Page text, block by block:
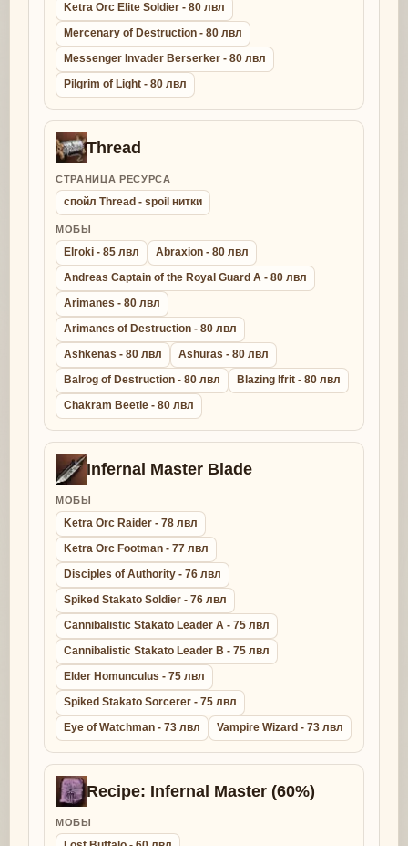
Ketra Orc Elite Soldier - 80 лвл
Mercenary of Destruction - 80 лвл
Messenger Invader Berserker - 80 лвл
Pilgrim of Light - 80 лвл
Thread
СТРАНИЦА РЕСУРСА
спойл Thread - spoil нитки
МОБЫ
Elroki - 85 лвл
Abraxion - 80 лвл
Andreas Captain of the Royal Guard A - 80 лвл
Arimanes - 80 лвл
Arimanes of Destruction - 80 лвл
Ashkenas - 80 лвл
Ashuras - 80 лвл
Balrog of Destruction - 80 лвл
Blazing Ifrit - 80 лвл
Chakram Beetle - 80 лвл
Infernal Master Blade
МОБЫ
Ketra Orc Raider - 78 лвл
Ketra Orc Footman - 77 лвл
Disciples of Authority - 76 лвл
Spiked Stakato Soldier - 76 лвл
Cannibalistic Stakato Leader A - 75 лвл
Cannibalistic Stakato Leader B - 75 лвл
Elder Homunculus - 75 лвл
Spiked Stakato Sorcerer - 75 лвл
Eye of Watchman - 73 лвл
Vampire Wizard - 73 лвл
Recipe: Infernal Master (60%)
МОБЫ